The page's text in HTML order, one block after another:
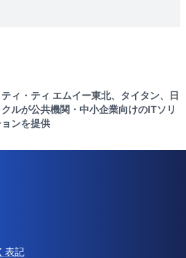
ィ・ティ エムイー東北、タイタン、日
ルが公共機関・中小企業向けのITソリ
ンを提供
表記